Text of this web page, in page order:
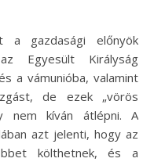
a gazdasági előnyök
Egyesült Királyság
a vámunióba, valamint
de ezek „vörös
nem kíván átlépni. A
azt jelenti, hogy az
költhetnek, és a